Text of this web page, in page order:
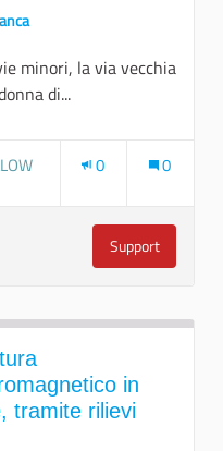
minori, la via vecchia
di...
0 0
Support
Creare un
in
tramite rilievi